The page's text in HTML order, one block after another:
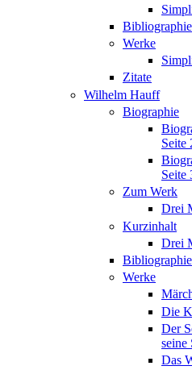
Bibliographie
Werke
Zitate
Wilhelm Hauff
Biographie
Seite
Seite
Zum Werk
Drei
Kurzinhalt
Drei
Bibliographie
Werke
Die
Der
seine
Das